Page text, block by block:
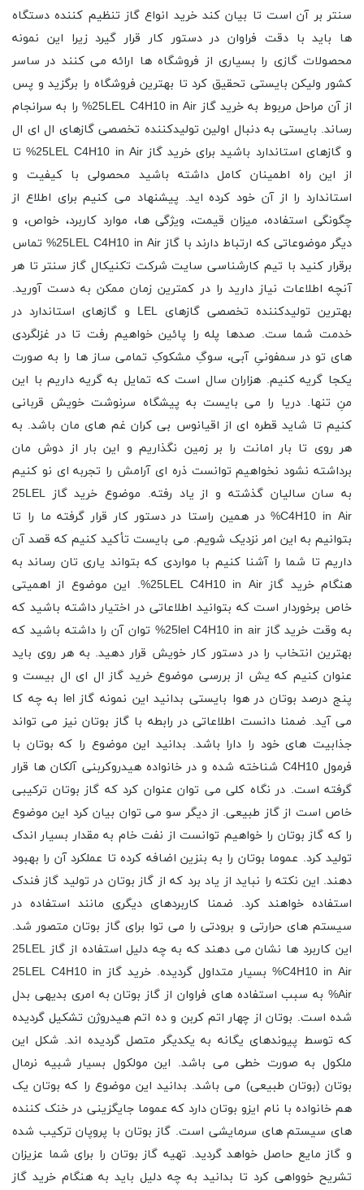
سنتر بر آن است تا بیان کند خرید انواع گاز تنظیم کننده دستگاه
ها باید با دقت فراوان در دستور کار قرار گیرد زیرا این نمونه
محصولات گازی را بسیاری از فروشگاه ها ارائه می کنند در ساسر
کشور ولیکن بایستی تحقیق کرد تا بهترین فروشگاه را برگزید و پس
از آن مراحل مربوط به خرید گاز 25LEL C4H10 in Air% را به سرانجام
رساند. بایستی به دنبال اولین تولیدکننده تخصصی گازهای ال ای ال
و گازهای استاندارد باشید برای خرید گاز 25LEL C4H10 in Air% تا
از این راه اطمینان کامل داشته باشید محصولی با کیفیت و
استاندارد را از آن خود کرده اید. پیشنهاد می کنیم برای اطلاع از
چگونگی استفاده، میزان قیمت، ویژگی ها، موارد کاربرد، خواص، و
دیگر موضوعاتی که ارتباط دارند با گاز 25LEL C4H10 in Air% تماس
برقرار کنید با تیم کارشناسی سایت شرکت تکنیکال گاز سنتر تا هر
آنچه اطلاعات نیاز دارید را در کمترین زمان ممکن به دست آورید.
بهترین تولیدکننده تخصصی گازهای LEL و گازهای استاندارد در
خدمت شما ست. صدها پله را پائین خواهیم رفت تا در غزلگردی
های تو در سمفونیِ آبی، سوگِ مشکوکِ تمامی ساز ها را به صورت
یکجا گریه کنیم. هزاران سال است که تمایل به گریه داریم با این
منِ تنها. دریا را می بایست به پیشگاه سرنوشت خویش قربانی
کنیم تا شاید قطره ای از اقیانوس بی کران غم های مان باشد. به
هر روی تا بار امانت را بر زمین نگذاریم و این بار از دوش مان
برداشته نشود نخواهیم توانست ذره ای آرامش را تجربه ای نو کنیم
به سان سالیان گذشته و از یاد رفته. موضوع خرید گاز 25LEL
C4H10 in Air% در همین راستا در دستور کار قرار گرفته ما را تا
بتوانیم به این امر نزدیک شویم. می بایست تأکید کنیم که قصد آن
داریم تا شما را آشنا کنیم با مواردی که بتواند یاری تان رساند به
هنگام خرید گاز 25LEL C4H10 in Air%. این موضوع از اهمیتی
خاص برخوردار است که بتوانید اطلاعاتی در اختیار داشته باشید که
به وقت خرید گاز 25lel C4H10 in air% توان آن را داشته باشید که
بهترین انتخاب را در دستور کار خویش قرار دهید. به هر روی باید
عنوان کنیم که یش از بررسی موضوع خرید گاز ال ای ال بیست و
پنج درصد بوتان در هوا بایستی بدانید این نمونه گاز lel به چه کا
می آید. ضمنا دانست اطلاعاتی در رابطه با گاز بوتان نیز می تواند
جذابیت های خود را دارا باشد. بدانید این موضوع را که بوتان با
فرمول C4H10 شناخته شده و در خانواده هیدروکربنی آلکان ها قرار
گرفته است. در نگاه کلی می توان عنوان کرد که گاز بوتان ترکیبی
خاص است از گاز طبیعی. از دیگر سو می توان بیان کرد این موضوع
را که گاز بوتان را خواهیم توانست از نفت خام به مقدار بسیار اندک
تولید کرد. عموما بوتان را به بنزین اضافه کرده تا عملکرد آن را بهبود
دهند. این نکته را نباید از یاد برد که از گاز بوتان در تولید گاز فندک
استفاده خواهند کرد. ضمنا کاربردهای دیگری مانند استفاده در
سیستم های حرارتی و برودتی را می توا برای گاز بوتان متصور شد.
این کاربرد ها نشان می دهند که به چه دلیل استفاده از گاز 25LEL
C4H10 in Air% بسیار متداول گردیده. خرید گاز 25LEL C4H10 in
Air% به سبب استفاده های فراوان از گاز بوتان به امری بدیهی بدل
شده است. بوتان از چهار اتم کربن و ده اتم هیدروژن تشکیل گردیده
که توسط پیوندهای یگانه به یکدیگر متصل گردیده اند. شکل این
ملکول به صورت خطی می باشد. این مولکول بسیار شبیه نرمال
بوتان (بوتان طبیعی) می باشد. بدانید این موضوع را که بوتان یک
هم خانواده با نام ایزو بوتان دارد که عموما جایگزینی در خنک کننده
های سیستم های سرمایشی است. گاز بوتان با پروپان ترکیب شده
و گاز مایع حاصل خواهد گردید. تهیه گاز بوتان را برای شما عزیزان
تشریح خوواهی کرد تا بدانید به چه دلیل باید به هنگام خرید گاز